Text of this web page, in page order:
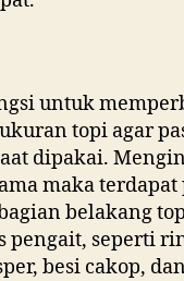
untuk
topi agar
dipakai.
maka
belakang
pengait, seperti
besi cakop,